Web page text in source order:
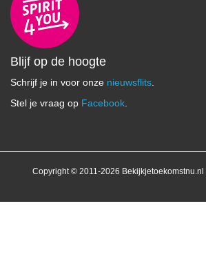
Blijf op de hoogte
Schrijf je in voor onze nieuwsflits
Stel je vraag op Facebook
Copyright © 2011-2026 Bekijkjetoekomstnu.nl |